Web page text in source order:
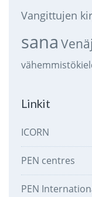
Vangittujen
sana
Linkit
ICORN
PEN centres
PEN